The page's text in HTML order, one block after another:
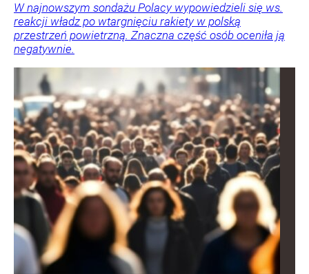
W najnowszym sondażu Polacy wypowiedzieli się ws.
reakcji władz po wtargnięciu rakiety w polską
przestrzeń powietrzną. Znaczna część osób oceniła ją
negatywnie.